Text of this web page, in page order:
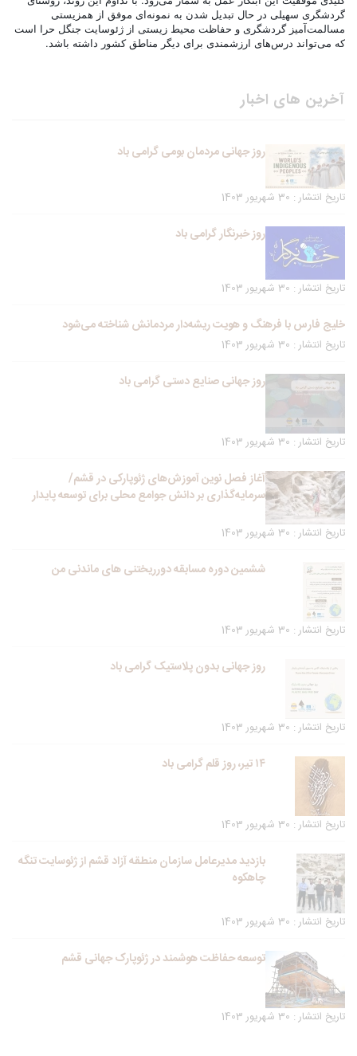
گردشگری سهیلی در حال تبدیل شدن به نمونه‌ای موفق از همزیستی
مسالمت‌آمیز گردشگری و حفاظت محیط زیستی از ژئوسایت جنگل حرا است
که می‌تواند درس‌های ارزشمندی برای دیگر مناطق کشور داشته باشد.
آخرین های اخبار
روز جهانی مردمان بومی گرامی باد
تاریخ انتشار : 30 شهریور 1403
روز خبرنگار گرامی باد
تاریخ انتشار : 30 شهریور 1403
خلیج فارس با فرهنگ و هویت ریشه‌دار مردمانش شناخته می‌شود
تاریخ انتشار : 30 شهریور 1403
روز جهانی صنایع دستی گرامی باد
تاریخ انتشار : 30 شهریور 1403
آغاز فصل نوین آموزش‌های ژئوپارکی در قشم/
سرمایه‌گذاری بر دانش جوامع محلی برای توسعه پایدار
تاریخ انتشار : 30 شهریور 1403
ششمین دوره مسابقه دورریختنی های ماندنی من
تاریخ انتشار : 30 شهریور 1403
روز جهانی بدون پلاستیک گرامی باد
تاریخ انتشار : 30 شهریور 1403
۱۴ تیر، روز قلم گرامی باد
تاریخ انتشار : 30 شهریور 1403
بازدید مدیرعامل سازمان منطقه آزاد قشم از ژئوسایت تنگه
چاهکوه
تاریخ انتشار : 30 شهریور 1403
توسعه حفاظت هوشمند در ژئوپارک جهانی قشم
تاریخ انتشار : 30 شهریور 1403